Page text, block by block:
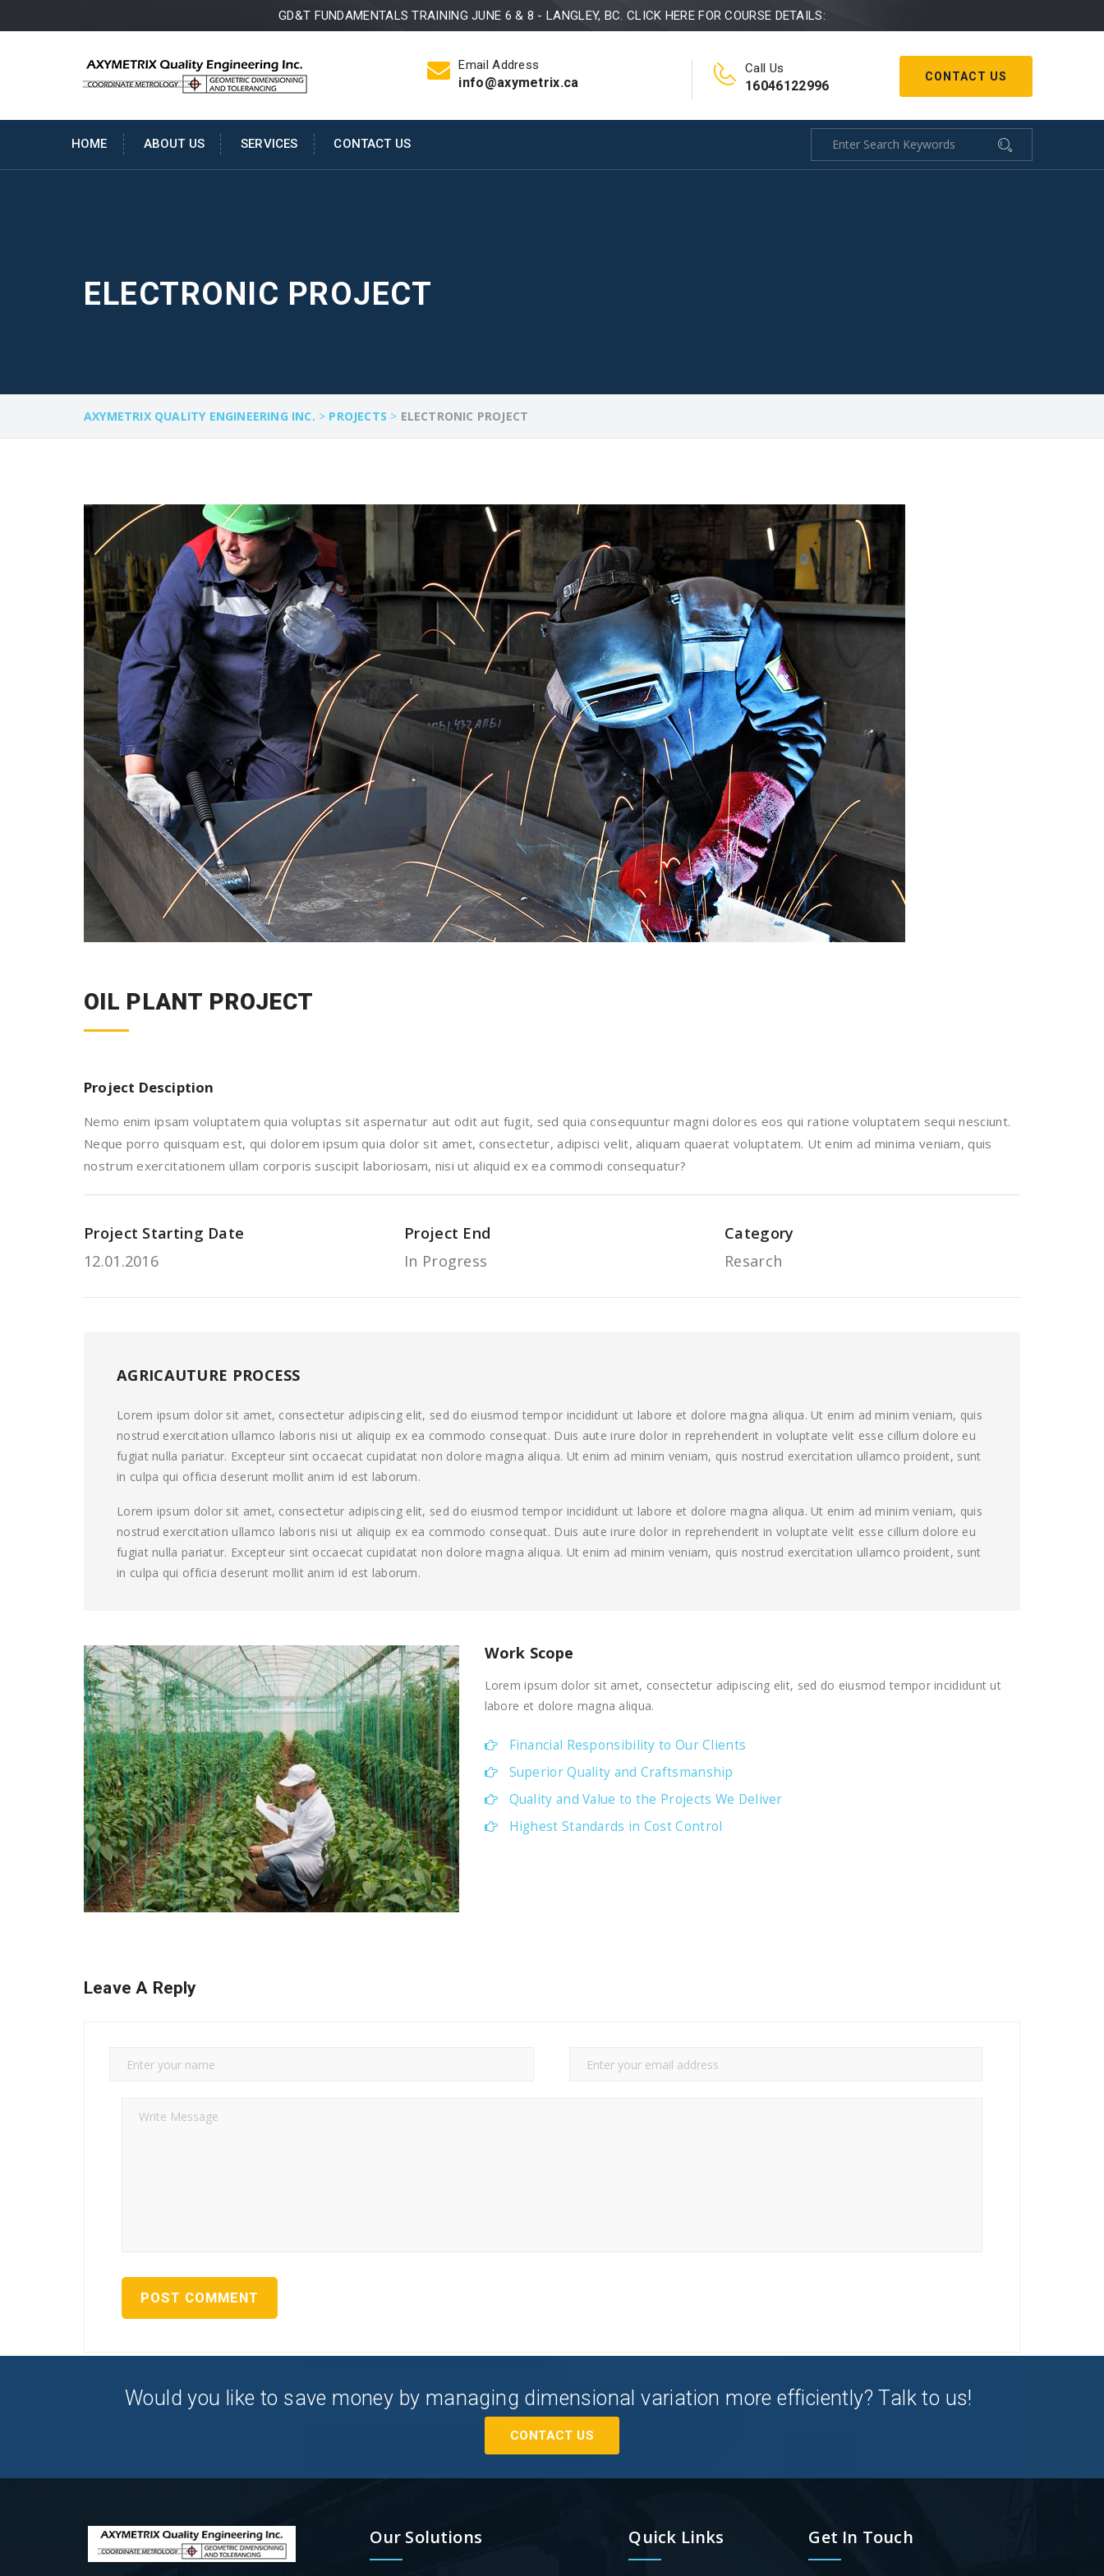
GD&T FUNDAMENTALS TRAINING JUNE 6 & 8 - LANGLEY, BC. CLICK HERE FOR COURSE DETAILS:
CONTACT US
Email Address
info@axymetrix.ca
Call Us
16046122996
HOME ABOUT US SERVICES CONTACT US
ELECTRONIC PROJECT
AXYMETRIX QUALITY ENGINEERING INC. > PROJECTS > ELECTRONIC PROJECT
OIL PLANT PROJECT
Project Desciption
Nemo enim ipsam voluptatem quia voluptas sit aspernatur aut odit aut fugit, sed quia consequuntur magni dolores eos qui ratione voluptatem sequi nesciunt.
Neque porro quisquam est, qui dolorem ipsum quia dolor sit amet, consectetur, adipisci velit, aliquam quaerat voluptatem. Ut enim ad minima veniam, quis
nostrum exercitationem ullam corporis suscipit laboriosam, nisi ut aliquid ex ea commodi consequatur?
Project Starting Date
12.01.2016
Project End
In Progress
Category
Resarch
AGRICAUTURE PROCESS
Lorem ipsum dolor sit amet, consectetur adipiscing elit, sed do eiusmod tempor incididunt ut labore et dolore magna aliqua. Ut enim ad minim veniam, quis
nostrud exercitation ullamco laboris nisi ut aliquip ex ea commodo consequat. Duis aute irure dolor in reprehenderit in voluptate velit esse cillum dolore eu
fugiat nulla pariatur. Excepteur sint occaecat cupidatat non dolore magna aliqua. Ut enim ad minim veniam, quis nostrud exercitation ullamco proident, sunt
in culpa qui officia deserunt mollit anim id est laborum.
Lorem ipsum dolor sit amet, consectetur adipiscing elit, sed do eiusmod tempor incididunt ut labore et dolore magna aliqua. Ut enim ad minim veniam, quis
nostrud exercitation ullamco laboris nisi ut aliquip ex ea commodo consequat. Duis aute irure dolor in reprehenderit in voluptate velit esse cillum dolore eu
fugiat nulla pariatur. Excepteur sint occaecat cupidatat non dolore magna aliqua. Ut enim ad minim veniam, quis nostrud exercitation ullamco proident, sunt
in culpa qui officia deserunt mollit anim id est laborum.
Work Scope
Lorem ipsum dolor sit amet, consectetur adipiscing elit, sed do eiusmod tempor incididunt ut
labore et dolore magna aliqua.
Financial Responsibility to Our Clients
Superior Quality and Craftsmanship
Quality and Value to the Projects We Deliver
Highest Standards in Cost Control
Leave A Reply
Would you like to save money by managing dimensional variation more efficiently? Talk to us!
CONTACT US
Our Solutions Quick Links Get In Touch